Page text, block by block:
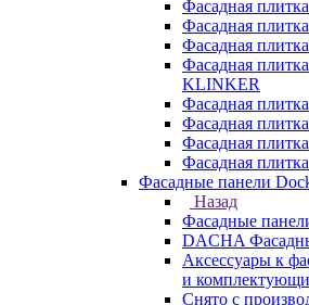
Фасадная
Фасадная
Фасадная
Фасадная
KLINKER
Фасадная
Фасадная
Фасадная
Фасадная
Фасадные панели
Назад
Фасадные
DACHA
Аксессуары к
и
Снято с